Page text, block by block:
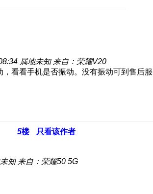
属地未知 来自：荣耀V20
看看手机是否振动。没有振动可到售后
5楼 只看该作者
知 来自：荣耀50 5G